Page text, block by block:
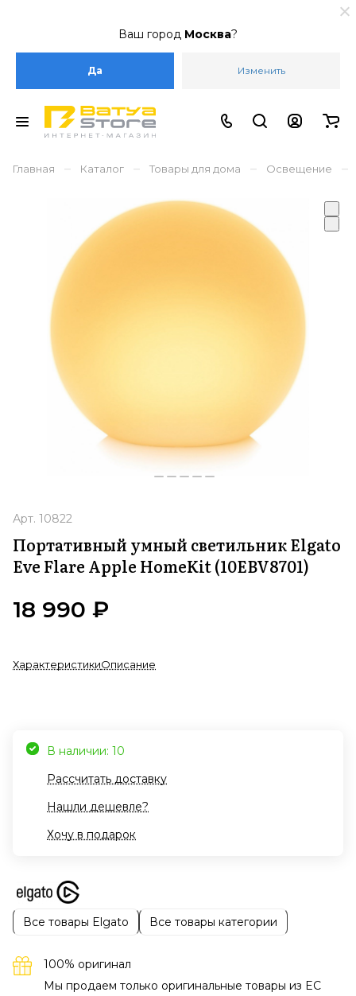
Ваш город Москва?
Да Изменить
Главная – Каталог – Товары для дома – Освещение –
Арт. 10822
Портативный умный светильник Elgato
Eve Flare Apple HomeKit (10EBV8701)
18 990 ₽
ХарактеристикиОписание
В наличии: 10
Рассчитать доставку
Нашли дешевле?
Хочу в подарок
Все товары Elgato Все товары категории
100% оригинал
Мы продаем только оригинальные товары из EC